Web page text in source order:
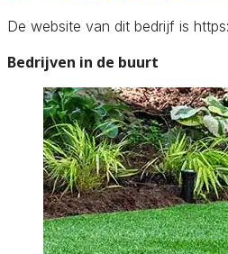
De website van dit bedrijf is
Bedrijven in de buurt